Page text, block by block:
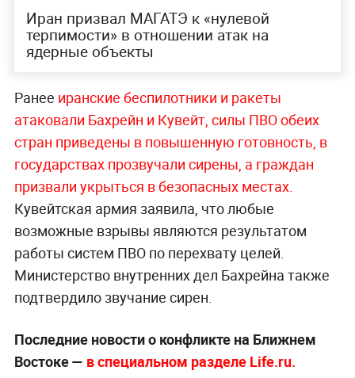
Иран призвал МАГАТЭ к «нулевой
терпимости» в отношении атак на
ядерные объекты
Ранее иранские беспилотники и ракеты
атаковали Бахрейн и Кувейт, силы ПВО обеих
стран приведены в повышенную готовность, в
государствах прозвучали сирены, а граждан
призвали укрыться в безопасных местах.
Кувейтская армия заявила, что любые
возможные взрывы являются результатом
работы систем ПВО по перехвату целей.
Министерство внутренних дел Бахрейна также
подтвердило звучание сирен.
Последние новости о конфликте на Ближнем
Востоке — в специальном разделе Life.ru.